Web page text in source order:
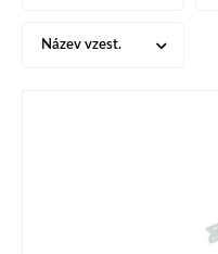
Název vzest.